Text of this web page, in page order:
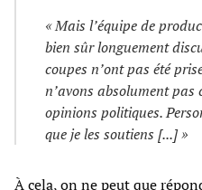
« Mais l’équipe de
bien sûr longuement
coupes n’ont pas été
n’avons absolument pas
opinions politiques.
que je les soutiens [...] »
À cela, on ne peut que